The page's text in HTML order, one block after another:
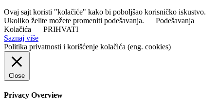
Ovaj sajt koristi "kolačiće" kako bi poboljšao korisničko iskustvo.
Ukoliko želite možete promeniti podešavanja.
Podešavanja
Kolačića
PRIHVATI
Saznaj više
Politika privatnosti i korišćenje kolačića (eng. cookies)
Close
Privacy Overview